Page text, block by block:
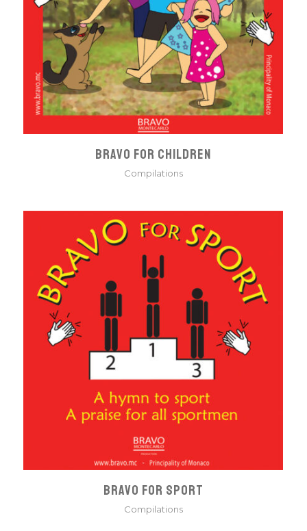
BRAVO FOR CHILDREN
Compilations
BRAVO FOR SPORT
Compilations